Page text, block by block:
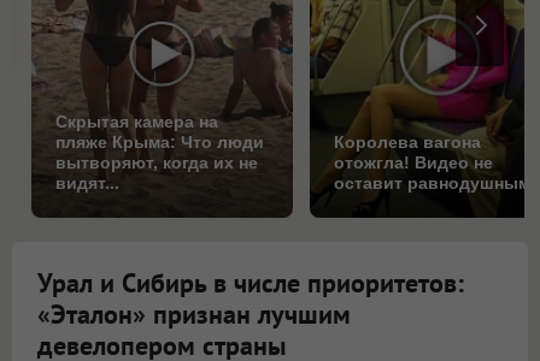
Скрытая камера на
пляже Крыма: Что люди
вытворяют, когда их не
видят...
Королева вагона
отожгла! Видео не
оставит равнодушным
Урал и Сибирь в числе приоритетов:
«Эталон» признан лучшим
девелопером страны